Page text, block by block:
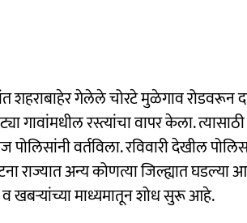
शहराबाहेर गेलेले चोरटे मुळेगाव रोडवरून
गावांमधील रस्त्यांचा वापर केला.
वर्तविला. रविवारी देखील
राज्यात अन्य कोणत्या जिल्ह्यात घडल्या
व खबऱ्यांच्या माध्यमातून शोध सुरू आहे.